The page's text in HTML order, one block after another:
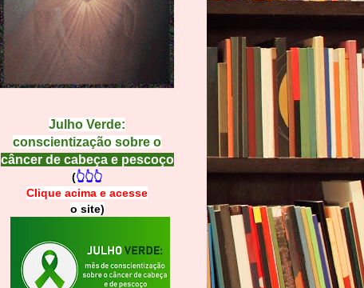
Julho Verde:
conscientização sobre o
câncer de cabeça e pescoço
(👆👆👆
Clique acima e acesse
o site)